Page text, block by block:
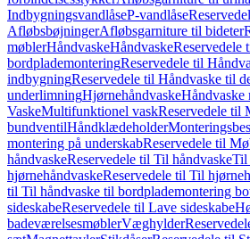
IndbygningsvandlåseP-vandlåse
AfløbsbøjningerAfløbsgarniture til bideter
møblerHåndvaskeHåndvaskeReservedele
bordplademonteringReservedele til
indbygningReservedele til Håndvaske til
underlimningHjørnehåndvaskeHåndvaske
VaskeMultifunktionel vaskReservedele til
bundventilHåndklædeholder
montering på underskabReservedele til
håndvaskeReservedele til Til håndvaskeTil
hjørnehåndvaskeReservedele til Til
til Til håndvaske til bordplademontering
sideskabeReservedele til Lave sideskabe
badeværelsesmøblerVæghylder